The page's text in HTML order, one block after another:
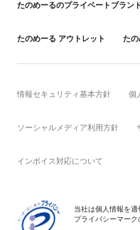
たのめーるのプライベートブラン
たのめーる アウトレット たの
情報セキュリティ基本方針 個
ソーシャルメディア利用方針
インボイス対応について
当社は個人情報を
プライバシーマーク